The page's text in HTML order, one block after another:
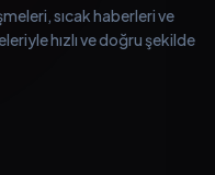
sıcak haberleri ve
hızlı ve doğru şekilde